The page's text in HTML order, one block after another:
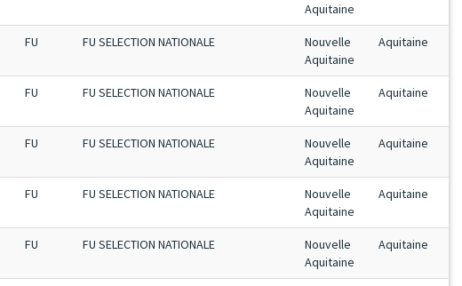
Aquitaine
FU FU SELECTION NATIONALE
Nouvelle
Aquitaine
Aquitaine
FU FU SELECTION NATIONALE
Nouvelle
Aquitaine
Aquitaine
FU FU SELECTION NATIONALE
Nouvelle
Aquitaine
Aquitaine
FU FU SELECTION NATIONALE
Nouvelle
Aquitaine
Aquitaine
FU FU SELECTION NATIONALE
Nouvelle
Aquitaine
Aquitaine